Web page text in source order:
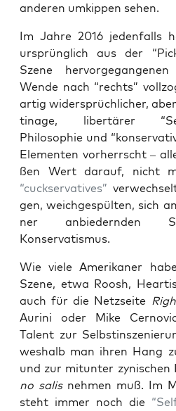
ande­ren umkip­pen sehen.
Im Jah­re 2016 jeden­falls
ursprüng­lich aus der
Szene
Wen­de nach “rechts”
ar­tig wider­sprüch­li­cher,
ti­na­ge, liber­tä­rer
Philosophie und
Ele­men­ten vor­herrscht –
ßen Wert dar­auf, nicht
“cuck­ser­va­ti­ves”
gen, weich­ge­spül­ten, sich
ner anbie­dern­den
Konservatismus.
Wie vie­le Ame­ri­ka­ner
Sze­ne, etwa Roosh,
auch für die Netz­sei­te
Auri­ni oder Mike
Talent zur
wes­halb man ihren Hang
und zur mit­un­ter zyni­schen
no salisneh­men muß. Im
steht immer noch die